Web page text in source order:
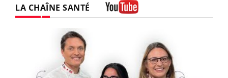
LA CHAÎNE SANTÉ